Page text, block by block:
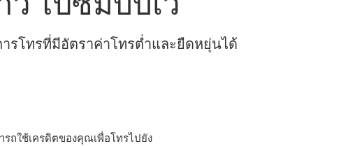
รโทรที่มีอัตราค่าโทรต่ำและยืดหยุ่นได้
รถใช้เครดิตของคุณเพื่อโทรไปยัง